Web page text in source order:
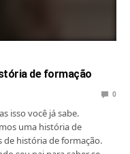
de formação
0
isso você já sabe.
uma história de
de história de formação.